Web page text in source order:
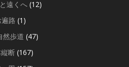
遠くへ (12)
遍路 (1)
然歩道 (47)
断 (167)